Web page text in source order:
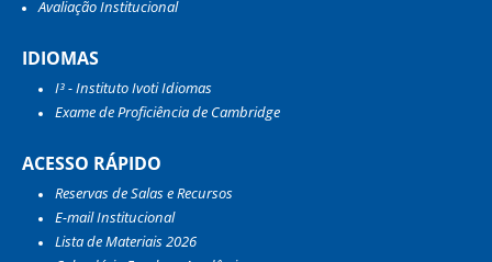
Avaliação Institucional
IDIOMAS
I³ - Instituto Ivoti Idiomas
Exame de Proficiência de Cambridge
ACESSO RÁPIDO
Reservas de Salas e Recursos
E-mail Institucional
Lista de Materiais 2026